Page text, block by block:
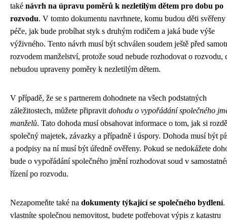
také návrh na úpravu poměrů k nezletilým dětem pro dobu po
rozvodu. V tomto dokumentu navrhnete, komu budou děti svěřeny
péče, jak bude probíhat styk s druhým rodičem a jaká bude výše
výživného. Tento návrh musí být schválen soudem ještě před
rozvodem manželství, protože soud nebude rozhodovat o rozvodu,
nebudou upraveny poměry k nezletilým dětem.
V případě, že se s partnerem dohodnete na všech podstatných
záležitostech, můžete připravit dohodu o vypořádání společného
manželů. Tato dohoda musí obsahovat informace o tom, jak si
společný majetek, závazky a případně i úspory. Dohoda musí být
a podpisy na ní musí být úředně ověřeny. Pokud se nedokážete
bude o vypořádání společného jmění rozhodovat soud v
řízení po rozvodu.
Nezapomeňte také na dokumenty týkající se společného bydlení.
vlastníte společnou nemovitost, budete potřebovat výpis z katastru